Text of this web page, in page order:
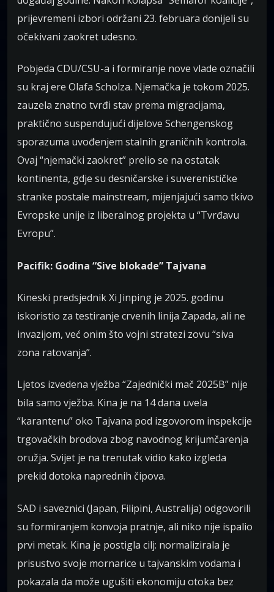
prijevremeni izbori održani 23. februara donijeli su
očekivani zaokret udesno.
Pobjeda CDU/CSU-a i formiranje nove vlade označili
su kraj ere Olafa Scholza. Njemačka je tokom 2025.
zauzela znatno tvrđi stav prema migracijama,
praktično suspendujući dijelove Schengenskog
sporazuma uvođenjem stalnih graničnih kontrola.
Ovaj “njemački zaokret” prelio se na ostatak
kontinenta, gdje su desničarske i suverenističke
stranke postale mainstream, mijenjajući samo tkivo
Evropske unije iz liberalnog projekta u “Tvrđavu
Evropu”.
Pacifik: Godina “Sive blokade” Tajvana
Kineski predsjednik Xi Jinping je 2025. godinu
iskoristio za testiranje crvenih linija Zapada, ali ne
invazijom, već onim što vojni stratezi zovu “siva
zona ratovanja”.
Ljetos izvedena vježba “Zajednički mač 2025B” nije
bila samo vježba. Kina je na 14 dana uvela
“karantenu” oko Tajvana pod izgovorom inspekcije
trgovačkih brodova zbog navodnog krijumčarenja
oružja. Svijet je na trenutak vidio kako izgleda
prekid dotoka naprednih čipova.
SAD i saveznici (Japan, Filipini, Australija) odgovorili
su formiranjem konvoja pratnje, ali niko nije ispalio
prvi metak. Kina je postigla cilj: normalizirala je
prisustvo svoje mornarice u tajvanskim vodama i
pokazala da može ugušiti ekonomiju otoka bez